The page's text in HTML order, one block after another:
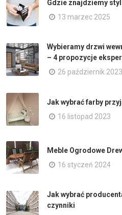
Gdzie znajdziemy
13 marzec 2025
Wybieramy drzwi
– 4 propozycje
26 październik 2023
Jak wybrać farby
16 listopad 2023
Meble Ogrodowe
16 styczeń 2024
Jak wybrać
czynniki